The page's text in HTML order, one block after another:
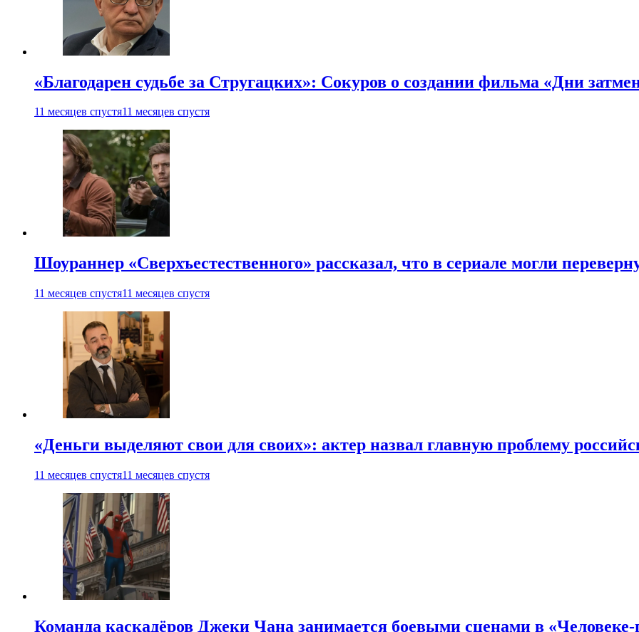
«Благодарен судьбе за Стругацких»: Сокуров о создании фильма «Дни
11 месяцев спустя11 месяцев спустя
Шоураннер «Сверхъестественного» рассказал, что в сериале могли
11 месяцев спустя11 месяцев спустя
«Деньги выделяют свои для своих»: актер назвал главную проблему
11 месяцев спустя11 месяцев спустя
Команда каскадёров Джеки Чана занимается боевыми сценами в «Человеке-